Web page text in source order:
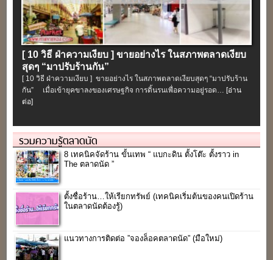
[ 10 วิธี ฝ่าความเงียบ ] ขายอย่างไร ในสภาพตลาดเงียบ
สุดๆ “มาปรับร้านกัน”
[ 10 วิธี ฝ่าความเงียบ ] ขายอย่างไร ในสภาพตลาดเงียบสุดๆ “มาปรับร้าน
กัน” เมื่อเข้ายุคขาลงของเศรษฐกิจ การดิ้นรนเพื่อความอยู่รอด… [อ่าน
ต่อ]
รวมความรู้ตลาดนัด
8 เทคนิคจัดร้าน ขั้นเทพ “ แบกะดิน ตั้งโต๊ะ ตั้งราว in
The ตลาดนัด ”
ตั้งชื่อร้าน…ให้เรียกทรัพย์ (เทคนิคเริ่มต้นของคนเปิดร้าน
ในตลาดนัดต้องรู้)
แนวทางการติดต่อ ”จองล็อคตลาดนัด” (มือใหม่)